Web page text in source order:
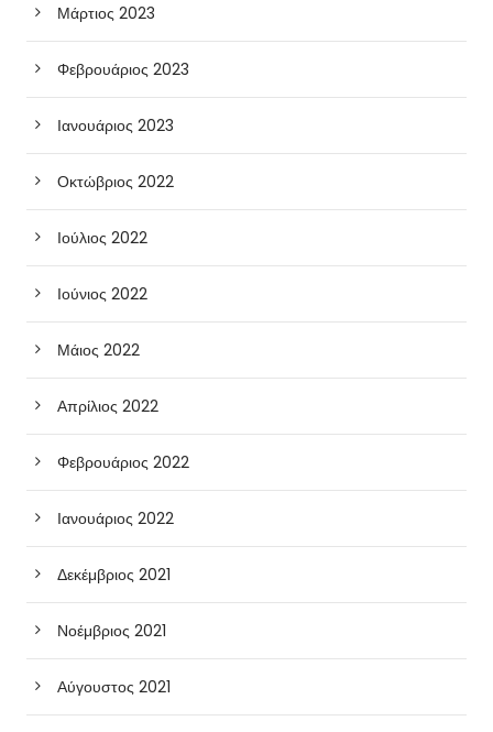
Μάρτιος 2023
Φεβρουάριος 2023
Ιανουάριος 2023
Οκτώβριος 2022
Ιούλιος 2022
Ιούνιος 2022
Μάιος 2022
Απρίλιος 2022
Φεβρουάριος 2022
Ιανουάριος 2022
Δεκέμβριος 2021
Νοέμβριος 2021
Αύγουστος 2021